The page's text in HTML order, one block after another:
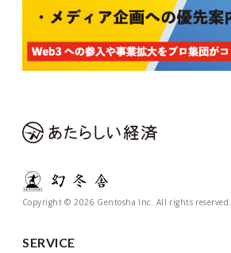
Copyright © 2026 Gentosha Inc. All rights reserved.
SERVICE